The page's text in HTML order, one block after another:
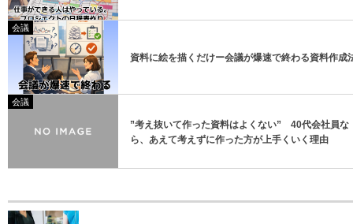
会議
資料に絵を描くだけー会議が爆速で終わる資料作成
会議
”考え抜いて作った資料はよくない” 40代会社員な
ら、あえて考えずに作った方が上手くいく理由